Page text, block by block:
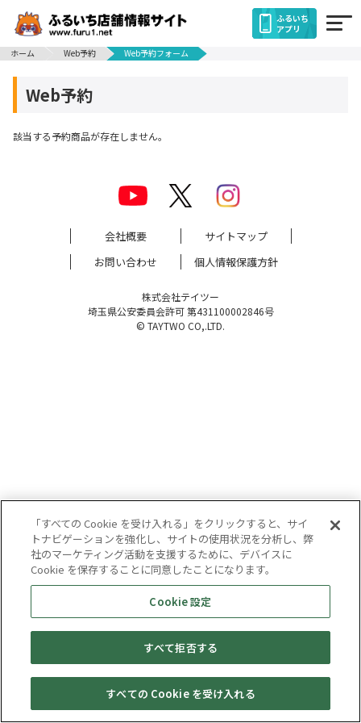
ふるいち
アプリ
ホーム
Web予約 Web予約フォーム
Web予約
該当する予約商品が存在しません。
会社概要
サイトマップ
お問い合わせ
個人情報保護方針
株式会社テイツー
埼玉県公安委員会許可 第431100002846号
© TAYTWO CO,.LTD.
キャンペーン 店舗一覧 Web予約 買取情報 宅配買取
「すべての Cookie を受け入れる」をクリックすると、サイ
トナビゲーションを強化し、サイトの使用状況を分析し、弊
社のマーケティング活動を支援するために、デバイスに
Cookie を保存することに同意したことになります。
Cookie 設定
すべて拒否する
すべての Cookie を受け入れる